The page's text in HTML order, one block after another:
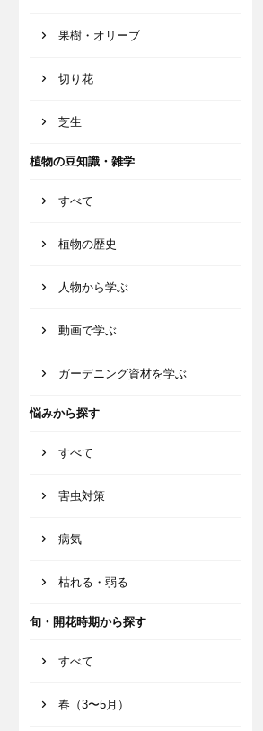
果樹・オリーブ
切り花
芝生
植物の豆知識・雑学
すべて
植物の歴史
人物から学ぶ
動画で学ぶ
ガーデニング資材を学ぶ
悩みから探す
すべて
害虫対策
病気
枯れる・弱る
旬・開花時期から探す
すべて
春（3〜5月）